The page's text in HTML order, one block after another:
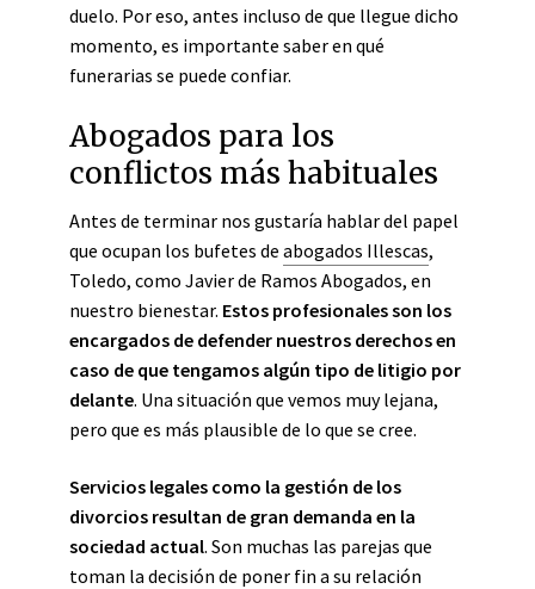
duelo. Por eso, antes incluso de que llegue dicho
momento, es importante saber en qué
funerarias se puede confiar.
Abogados para los
conflictos más habituales
Antes de terminar nos gustaría hablar del papel
que ocupan los bufetes de abogados Illescas,
Toledo, como Javier de Ramos Abogados, en
nuestro bienestar. Estos profesionales son los
encargados de defender nuestros derechos en
caso de que tengamos algún tipo de litigio por
delante. Una situación que vemos muy lejana,
pero que es más plausible de lo que se cree.
Servicios legales como la gestión de los
divorcios resultan de gran demanda en la
sociedad actual. Son muchas las parejas que
toman la decisión de poner fin a su relación